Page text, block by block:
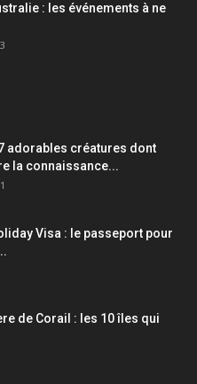
: les événements à ne
adorables créatures dont
la connaissance...
Visa : le passeport pour
de Corail : les 10 îles qui